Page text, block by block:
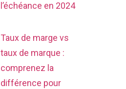
l’échéance en 2024
Taux de marge vs
taux de marque :
comprenez la
différence pour